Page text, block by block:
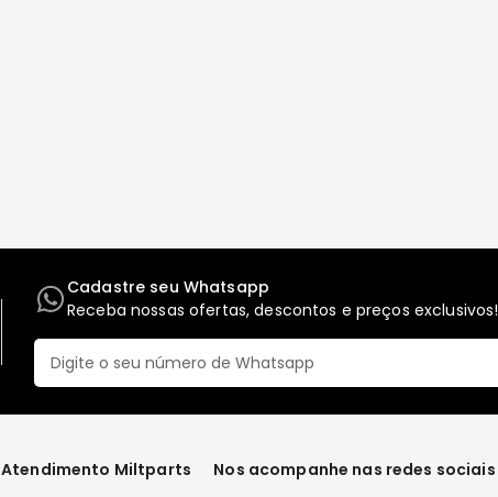
Cadastre seu Whatsapp
Receba nossas ofertas, descontos e preços exclusivos!
Atendimento Miltparts
Nos acompanhe nas redes sociais